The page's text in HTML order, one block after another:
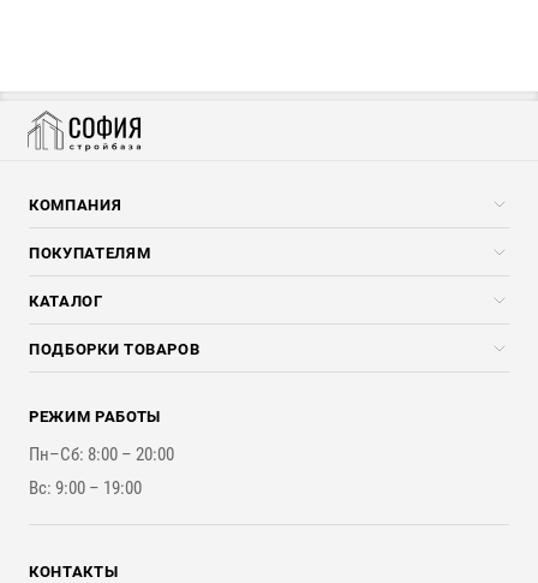
КОМПАНИЯ
Компания
Услуги
ПОКУПАТЕЛЯМ
Скидки стройкомпаниям
Доставка и разгрузка
Оплата и Возврат
Наши работы
КАТАЛОГ
Погонажные изделия
Брикеты, Дрова, Стружка
Стройматериалы
Инструменты
ПОДБОРКИ ТОВАРОВ
Для бутерброда стены
Для наружной отделки
Для покрытия крыши
РЕЖИМ РАБОТЫ
Пн–Сб: 8:00 – 20:00
Вс: 9:00 – 19:00
КОНТАКТЫ